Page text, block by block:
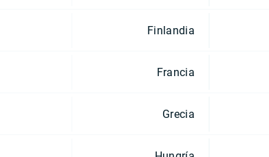
Finlandia
Francia
Grecia